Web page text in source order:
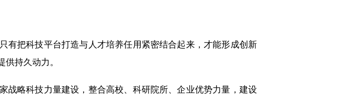
把科技平台打造与人才培养任用紧密结合起来，才能形成创新
持久动力。
略科技力量建设，整合高校、科研院所、企业优势力量，建设